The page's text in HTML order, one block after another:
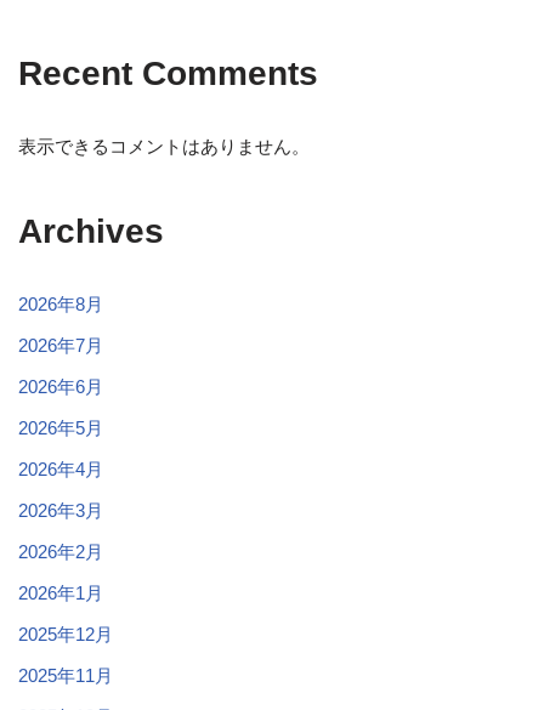
Recent Comments
表示できるコメントはありません。
Archives
2026年8月
2026年7月
2026年6月
2026年5月
2026年4月
2026年3月
2026年2月
2026年1月
2025年12月
2025年11月